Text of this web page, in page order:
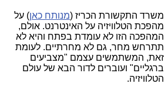
משרד התקשורת הכריז (מנותח כאן) על
מהפכת הטלוויזיה על האינטרנט. אולם,
המהפכה הזו לא עומדת בפתח והיא לא
תתרחש מחר, גם לא מחרתיים. לעומת
זאת, המשתמשים עצמם "מצביעים
ברגליים" ועוברים לדור הבא של עולם
הטלוויזיה.